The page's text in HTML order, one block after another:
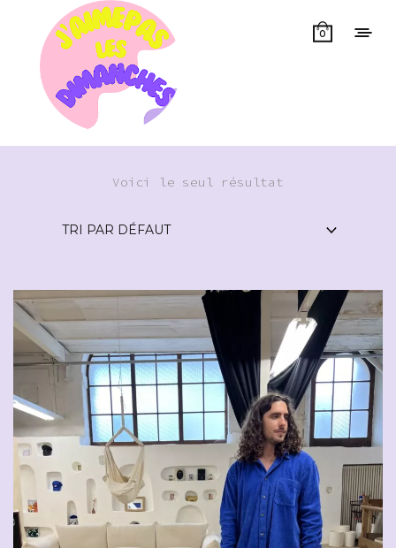
0
Voici le seul résultat